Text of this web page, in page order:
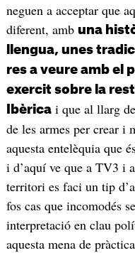
neguen a acceptar que
diferent, amb una
llengua, unes
res a veure amb el
exercit sobre la
Ibèricai que al llarg
de les armes per crear i
aquesta entelèquia que
i d’aquí ve que a TV3 i
territori es faci un tip
fos cas que incomodés
interpretació en clau
aquesta mena de